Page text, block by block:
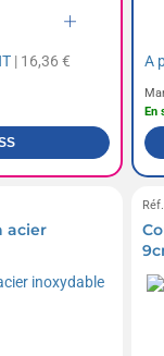
| 16,36 € A
En
acier